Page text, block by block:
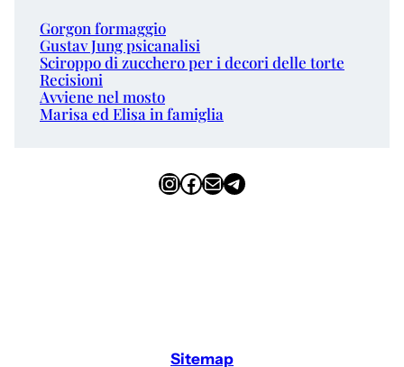
Gorgon formaggio
Gustav Jung psicanalisi
Sciroppo di zucchero per i decori delle torte
Recisioni
Avviene nel mosto
Marisa ed Elisa in famiglia
InstagramFacebook Email Telegram
Sitemap